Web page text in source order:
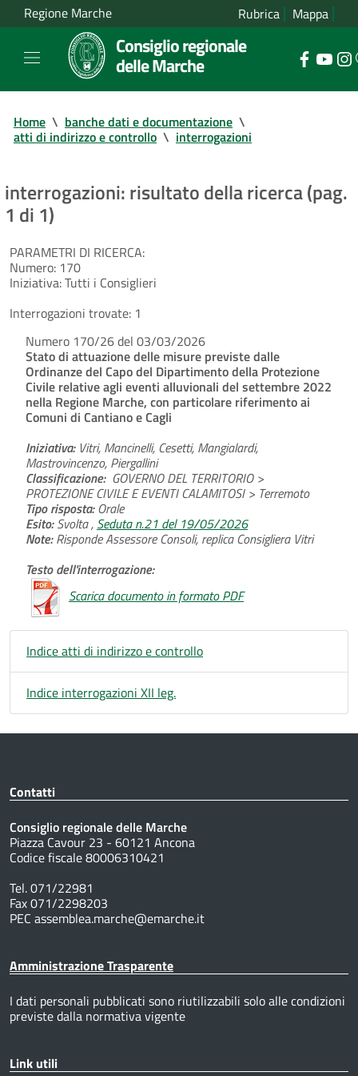
Regione Marche Rubrica Mappa
Consiglio regionale
delle Marche
Home \ banche dati e documentazione \
atti di indirizzo e controllo \ interrogazioni
interrogazioni: risultato della ricerca (pag.
1 di 1)
PARAMETRI DI RICERCA:
Numero: 170
Iniziativa:Tutti i Consiglieri
Interrogazioni trovate: 1
Numero 170/26 del 03/03/2026
Stato di attuazione delle misure previste dalle
Ordinanze del Capo del Dipartimento della Protezione
Civile relative agli eventi alluvionali del settembre 2022
nella Regione Marche, con particolare riferimento ai
Comuni di Cantiano e Cagli
Iniziativa:Vitri, Mancinelli, Cesetti, Mangialardi,
Mastrovincenzo, Piergallini
Classificazione: GOVERNO DEL TERRITORIO >
PROTEZIONE CIVILE E EVENTI CALAMITOSI > Terremoto
Tipo risposta:Orale
Esito:Svolta , Seduta n.21 del 19/05/2026
Note:Risponde Assessore Consoli, replica Consigliera Vitri
Testo dell'interrogazione:
Scarica documento in formato PDF
Indice atti di indirizzo e controllo
Indice interrogazioni XII leg.
Contatti
Consiglio regionale delle Marche
Piazza Cavour 23 - 60121 Ancona
Codice fiscale 80006310421
Tel. 071/22981
Fax 071/2298203
PEC assemblea.marche@emarche.it
Amministrazione Trasparente
I dati personali pubblicati sono riutilizzabili solo alle condizioni
previste dalla normativa vigente
Link utili